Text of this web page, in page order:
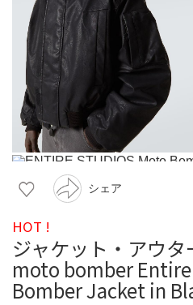
シェア
HOT !
ジャケット・アウ
moto bomber
Bomber Jacket in